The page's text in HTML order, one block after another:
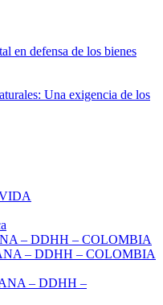
en defensa de los bienes
Una exigencia de los
– DDHH – COLOMBIA
– DDHH – COLOMBIA
– DDHH –